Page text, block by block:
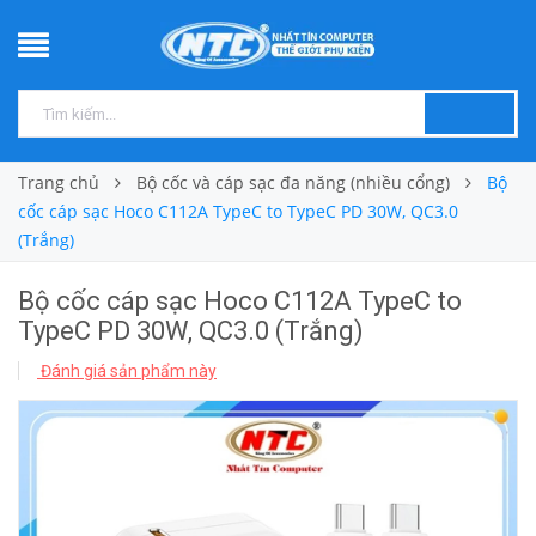
Trang chủ Bộ cốc và cáp sạc đa năng (nhiều cổng)
Bộ
cốc cáp sạc Hoco C112A TypeC to TypeC PD 30W, QC3.0
(Trắng)
Bộ cốc cáp sạc Hoco C112A TypeC to
TypeC PD 30W, QC3.0 (Trắng)
Đánh giá sản phẩm này